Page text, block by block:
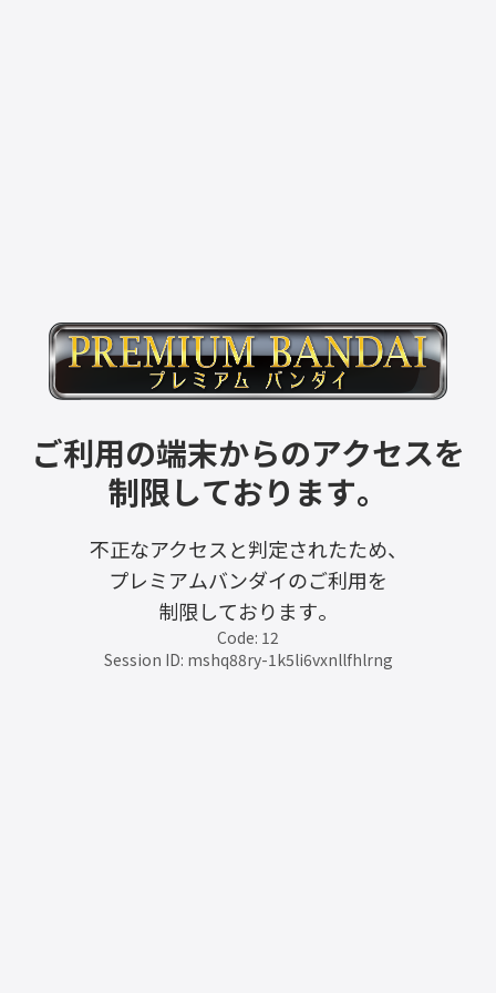
ご利用の端末からのアクセスを
制限しております。
不正なアクセスと判定されたため、
プレミアムバンダイのご利用を
制限しております。
Code: 12
Session ID: mshq88ry-1k5li6vxnllfhlrng